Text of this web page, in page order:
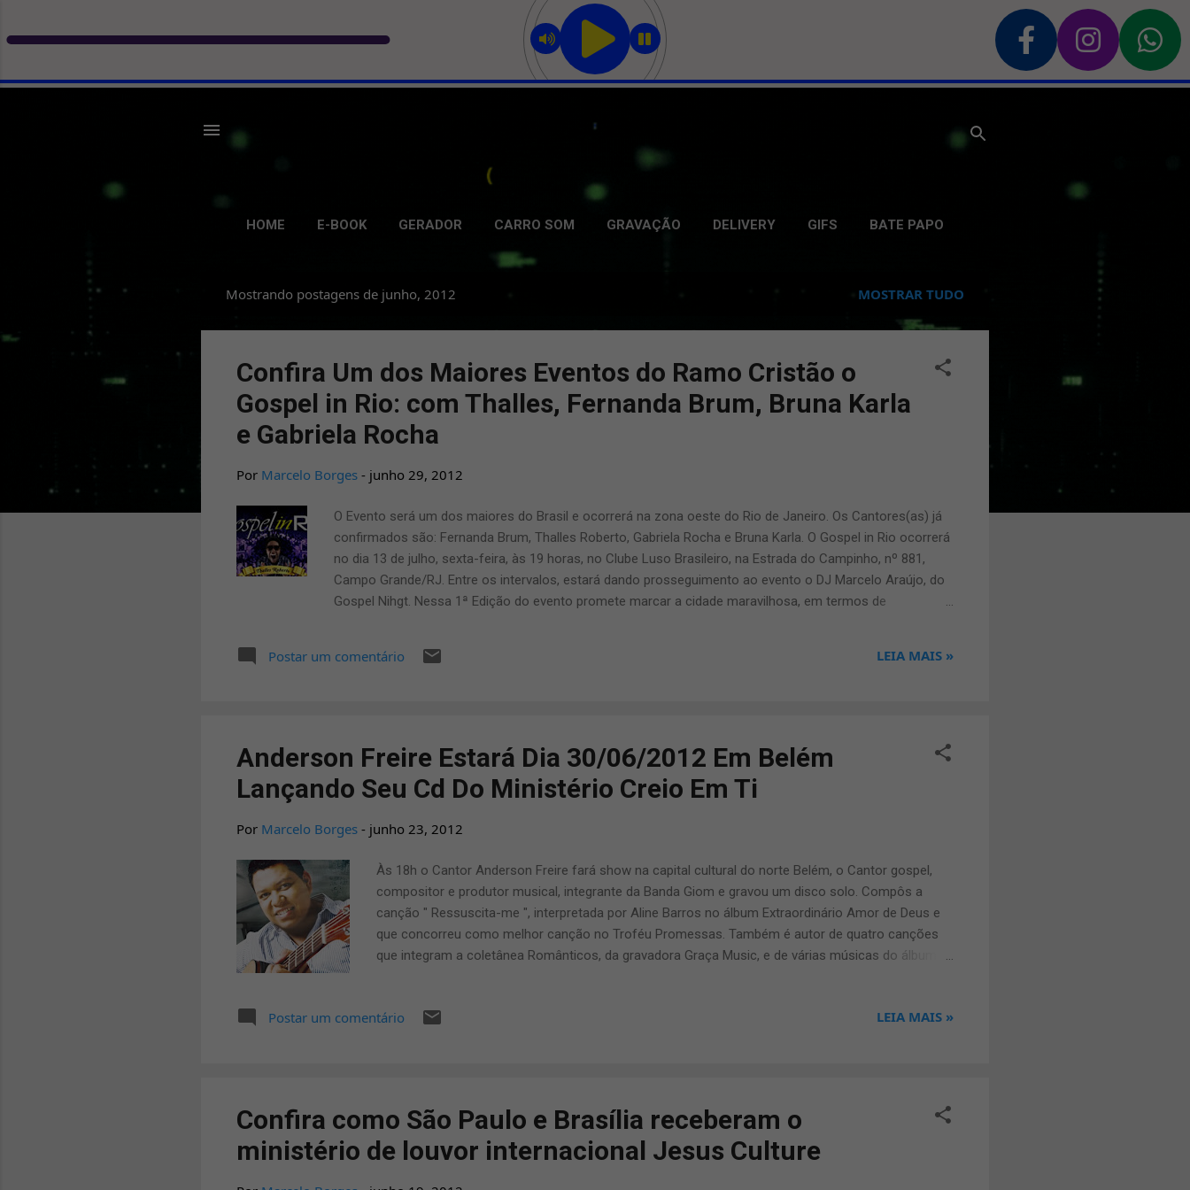
Pular para o conteúdo principal
HOME E-BOOK GERADOR CARRO SOM GRAVAÇÃO DELIVERY GIFS BATE PAPO
o
Mostrando postagens de junho, 2012 MOSTRAR TUDO
Confira Um dos Maiores Eventos do Ramo Cristão o
Gospel in Rio: com Thalles, Fernanda Brum, Bruna Karla
e Gabriela Rocha
Por Marcelo Borges - junho 29, 2012
O Evento será um dos maiores do Brasil e ocorrerá na zona oeste do Rio de Janeiro. Os Cantores(as) já
confirmados são: Fernanda Brum, Thalles Roberto, Gabriela Rocha e Bruna Karla. O Gospel in Rio ocorrerá
no dia 13 de julho, sexta-feira, às 19 horas, no Clube Luso Brasileiro, na Estrada do Campinho, nº 881,
Campo Grande/RJ. Entre os intervalos, estará dando prosseguimento ao evento o DJ Marcelo Araújo, do
Gospel Nihgt. Nessa 1ª Edição do evento promete marcar a cidade maravilhosa, em termos de
louvando a Jesus. A LM2 PRODUÇÕES ARTíSTICAS, como organizadora do evento, mostra que realmente
Postar um comentário LEIA MAIS »
Anderson Freire Estará Dia 30/06/2012 Em Belém
Lançando Seu Cd Do Ministério Creio Em Ti
Por Marcelo Borges - junho 23, 2012
Às 18h o Cantor Anderson Freire fará show na capital cultural do norte Belém, o Cantor gospel,
compositor e produtor musical, integrante da Banda Giom e gravou um disco solo. Compôs a
canção " Ressuscita-me ", interpretada por Aline Barros no álbum Extraordinário Amor de Deus e
que concorreu como melhor canção no Troféu Promessas. Também é autor de quatro canções
que integram a coletânea Românticos, da gravadora Graça Music, e de várias músicas do álbum
Informações: METROPOLES CITY HALL - BELÉM, PA Contato : (21) 2752-5420 / 9545-4756 / 3989-
Postar um comentário LEIA MAIS »
Confira como São Paulo e Brasília receberam o
ministério de louvor internacional Jesus Culture